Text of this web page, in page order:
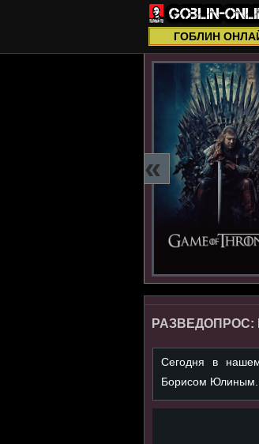
ГОБЛИН
«
Сегодня в
Борисом Юлиным...